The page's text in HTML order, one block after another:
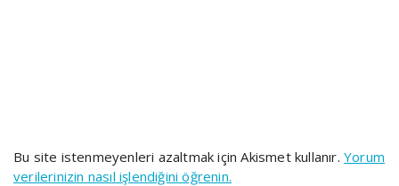
Bu site istenmeyenleri azaltmak için Akismet kullanır.Yorum
verilerinizin nasıl işlendiğini öğrenin.